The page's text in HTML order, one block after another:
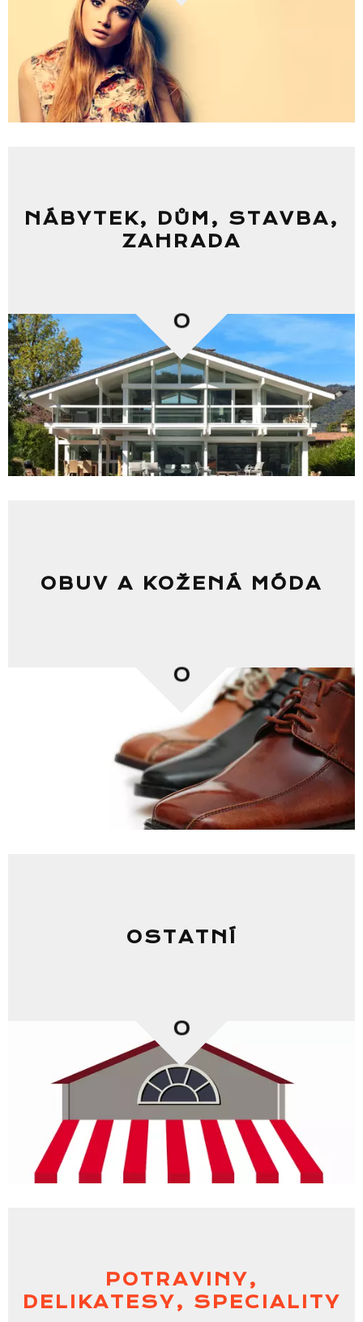
Seznam NC
Informace
NÁBYTEK, DŮM, STAVBA,
ZAHRADA
0
OBUV A KOŽENÁ MÓDA
0
OSTATNÍ
0
POTRAVINY,
DELIKATESY, SPECIALITY